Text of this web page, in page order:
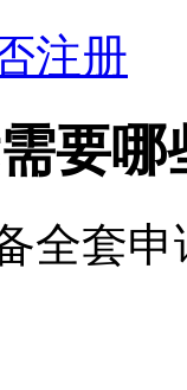
注册
要哪
全套